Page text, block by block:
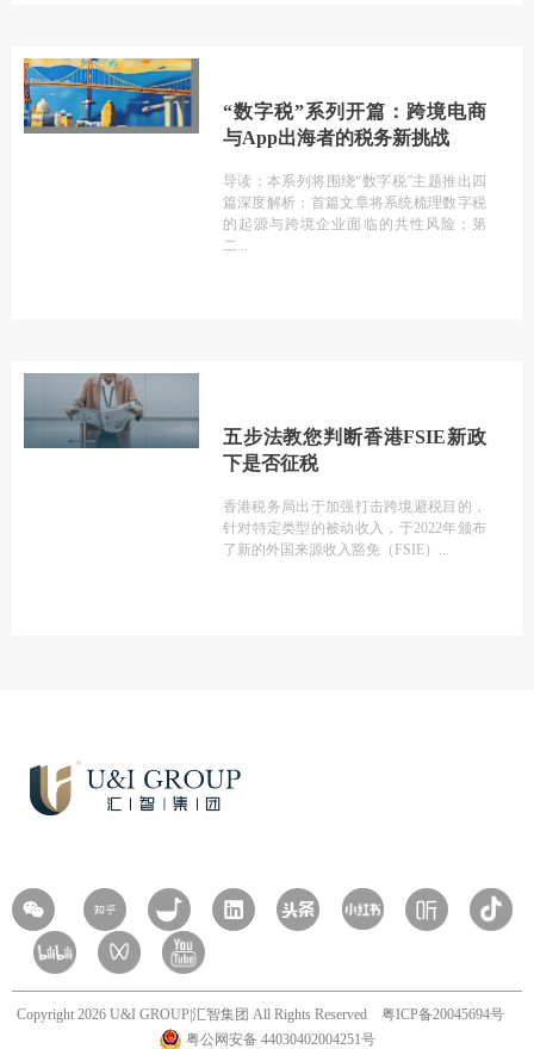
“数字税”系列开篇：跨境电商
与App出海者的税务新挑战
导读：本系列将围绕“数字税”主题推出四
篇深度解析：首篇文章将系统梳理数字税
的起源与跨境企业面临的共性风险；第
二
五步法教您判断香港FSIE新政
下是否征税
香港税务局出于加强打击跨境避税目的，
针对特定类型的被动收入，于2022年颁布
了新的外国来源收入豁免（FSIE）
Copyright 2026 U&I GROUP|汇智集团 All Rights Reserved 粤ICP备20045694号
粤公网安备 44030402004251号